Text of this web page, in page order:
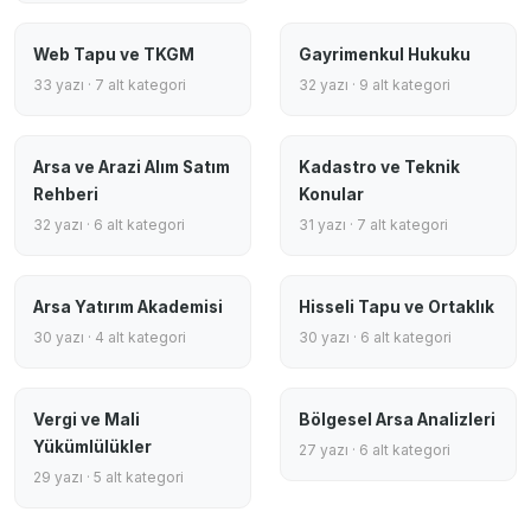
Web Tapu ve TKGM
33 yazı · 7 alt kategori
Gayrimenkul Hukuku
32 yazı · 9 alt kategori
Arsa ve Arazi Alım Satım
Rehberi
32 yazı · 6 alt kategori
Kadastro ve Teknik
Konular
31 yazı · 7 alt kategori
Arsa Yatırım Akademisi
30 yazı · 4 alt kategori
Hisseli Tapu ve Ortaklık
30 yazı · 6 alt kategori
Vergi ve Mali
Yükümlülükler
29 yazı · 5 alt kategori
Bölgesel Arsa Analizleri
27 yazı · 6 alt kategori